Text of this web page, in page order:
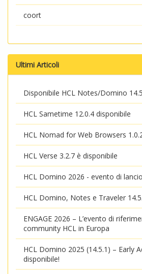
coort
Ultimi Articoli
Disponibile HCL Notes/Domino
HCL Sametime 12.0.4 disponibile
HCL Nomad for Web Browsers
HCL Verse 3.2.7 è disponibile
HCL Domino 2026 - evento di lancio
HCL Domino, Notes e Traveler
ENGAGE 2026 – L’evento di
community HCL in Europa
HCL Domino 2025 (14.5.1) – Early
disponibile!